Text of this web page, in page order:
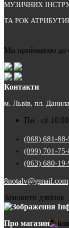
МУЗИЧНИХ
ТА РОК
Ми приймаємо до
Контакти
м. Львів, пл.
Пн - сб
(068) 681-88-
(099) 701-75-
(063) 680-
8notalv@gmail.com
Замовити дзвінок
Про магазин